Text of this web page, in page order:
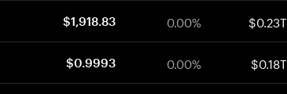
$1,918.83 0.00% $0.23T
$0.9993 0.00% $0.18T